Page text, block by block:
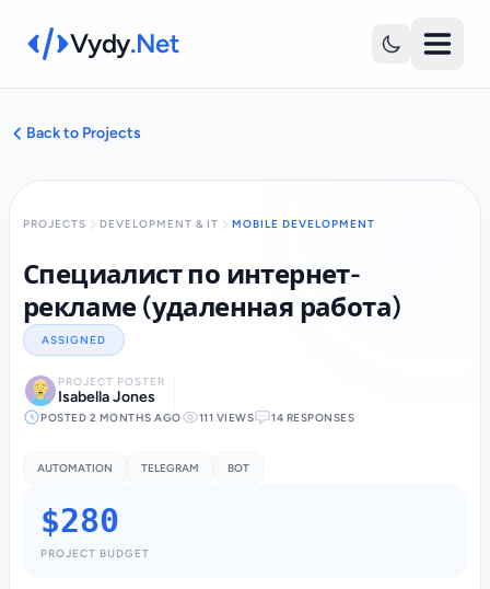
Vydy.Net
Back to Projects
PROJECTS DEVELOPMENT & IT MOBILE DEVELOPMENT
Специалист по интернет-
рекламе (удаленная работа)
ASSIGNED
PROJECT POSTER
Isabella Jones
POSTED 2 MONTHS AGO 111 VIEWS 14 RESPONSES
AUTOMATION TELEGRAM BOT
$280
PROJECT BUDGET